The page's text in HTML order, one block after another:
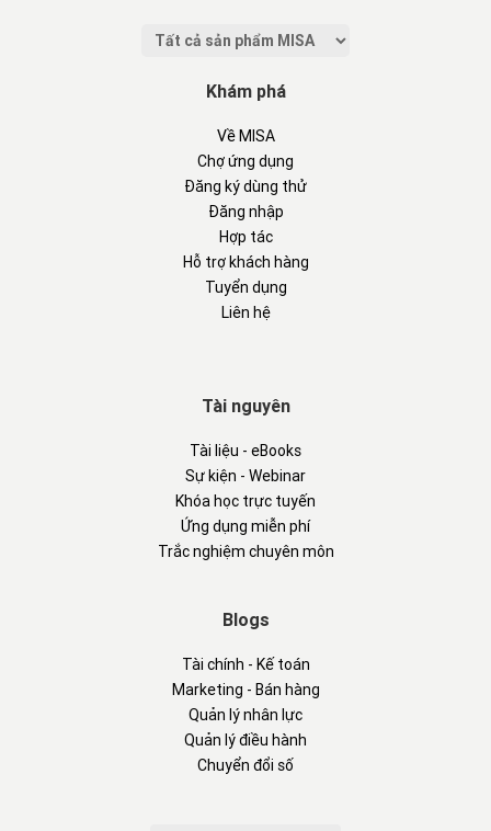
Khám phá
Về MISA
Chợ ứng dụng
Đăng ký dùng thử
Đăng nhập
Hợp tác
Hỗ trợ khách hàng
Tuyển dụng
Liên hệ
Tài nguyên
Tài liệu - eBooks
Sự kiện - Webinar
Khóa học trực tuyến
Ứng dụng miễn phí
Trắc nghiệm chuyên môn
Blogs
Tài chính - Kế toán
Marketing - Bán hàng
Quản lý nhân lực
Quản lý điều hành
Chuyển đổi số